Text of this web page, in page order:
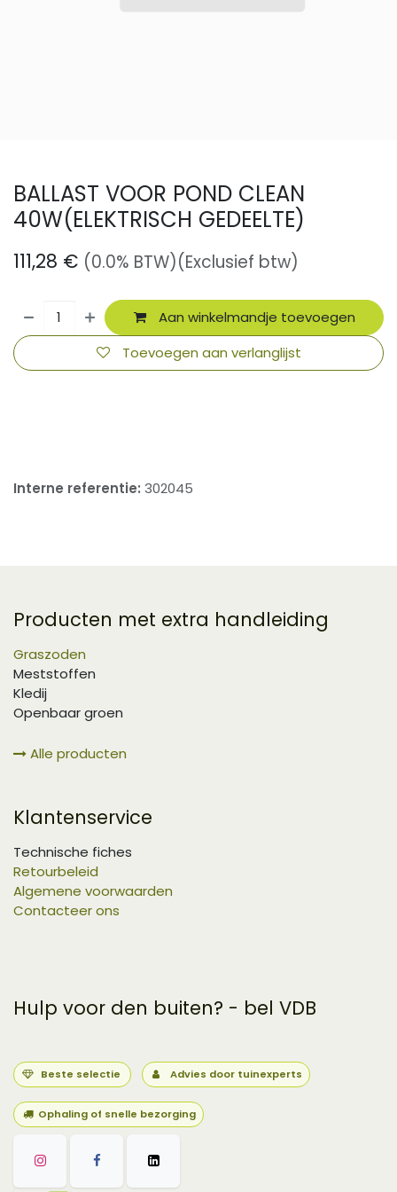
BALLAST VOOR POND CLEAN
40W(ELEKTRISCH GEDEELTE)
111,28 € (0.0% BTW)(Exclusief btw)
Aan winkelmandje toevoegen
Toevoegen aan verlanglijst
Interne referentie: 302045
Producten met extra handleiding
Graszoden
Meststoffen
Kledij
Openbaar groen
Alle producten
Klantenservice
Technische fiches
Retourbeleid
Algemene voorwaarden
Contacteer ons
Hulp voor den buiten? - bel VDB
Beste selectie Advies door tuinexperts
Ophaling of snelle bezorging